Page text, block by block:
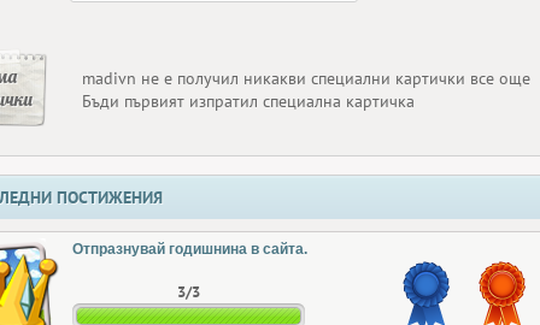
madivn не е получил никакви специални картички все още
Бъди първият изпратил специална картичка
ПОСТИЖЕНИЯ
Отпразнувай годишнина в сайта.
3/3